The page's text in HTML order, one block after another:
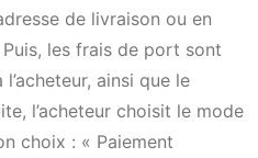
de livraison ou en
les frais de port sont
ainsi que le
l’acheteur choisit le mode
choix : « Paiement